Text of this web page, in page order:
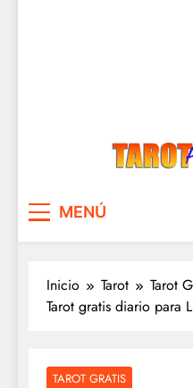
MENÚ
Inicio Tarot
Tarot
Tarot gratis diario para
TAROT GRATIS